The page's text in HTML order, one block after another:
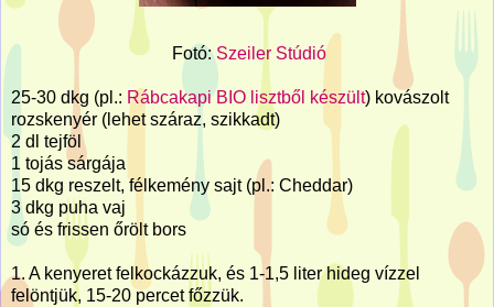
Fotó:Szeiler Stúdió
25-30 dkg (pl.: Rábcakapi BIO lisztből készült) kovászolt
rozskenyér (lehet száraz, szikkadt)
2 dl tejföl
1 tojás sárgája
15 dkg reszelt, félkemény sajt (pl.: Cheddar)
3 dkg puha vaj
só és frissen őrölt bors
1. A kenyeret felkockázzuk, és 1-1,5 liter hideg vízzel
felöntjük, 15-20 percet főzzük.